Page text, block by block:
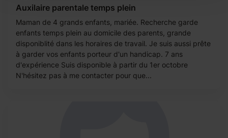
Auxilaire parentale temps plein
Maman de 4 grands enfants, mariée. Recherche garde
enfants temps plein au domicile des parents, grande
disponiblité dans les horaires de travail. Je suis aussi prête
à garder vos enfants porteur d'un handicap. 7 ans
d'expérience Suis disponible à partir du 1er octobre
N'hésitez pas à me contacter pour que...